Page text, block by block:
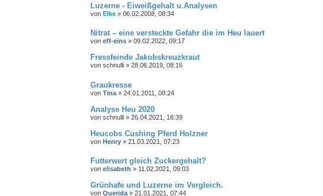
Luzerne - Eiweißgehalt u.Analysen
von Elke » 06.02.2008, 08:34
Nitrat – eine versteckte Gefahr die im Heu lauert
von eff-eins » 09.02.2022, 09:17
Fressfeinde Jakobskreuzkraut
von schnulli » 28.06.2019, 08:16
Graukresse
von Tina » 24.01.2011, 08:24
Analyse Heu 2020
von schnulli » 26.04.2021, 16:39
Heucobs Cushing Pferd Holzner
von Henry » 21.03.2021, 07:23
Futterwert gleich Zuckergehalt?
von elisabeth » 11.02.2021, 09:03
Grünhafe und Luzerne im Vergleich.
von Querida» 21.01.2021, 07:44